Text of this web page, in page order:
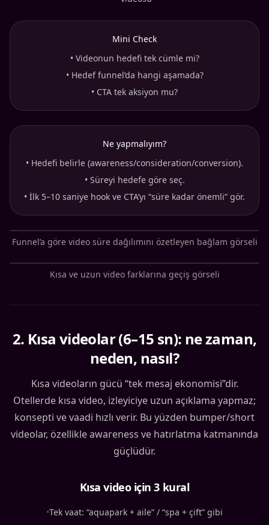
Mini Check
• Videonun hedefi tek cümle mi?
• Hedef funnel’da hangi aşamada?
• CTA tek aksiyon mu?
Ne yapmalıyım?
• Hedefi belirle (awareness/consideration/conversion).
• Süreyi hedefe göre seç.
• İlk 5–10 saniye hook ve CTA’yı “süre kadar önemli” gör.
Funnel’a göre video süre dağılımını özetleyen bağlam görseli
Kısa ve uzun video farklarına geçiş görseli
2. Kısa videolar (6–15 sn): ne zaman,
neden, nasıl?
Kısa videoların gücü “tek mesaj ekonomisi”dir.
Otellerde kısa video, izleyiciye uzun açıklama yapmaz;
konsepti ve vaadi hızlı verir. Bu yüzden bumper/short
videolar, özellikle awareness ve hatırlatma katmanında
güçlüdür.
Kısa video için 3 kural
•Tek vaat: “aquapark + aile” / “spa + çift” gibi